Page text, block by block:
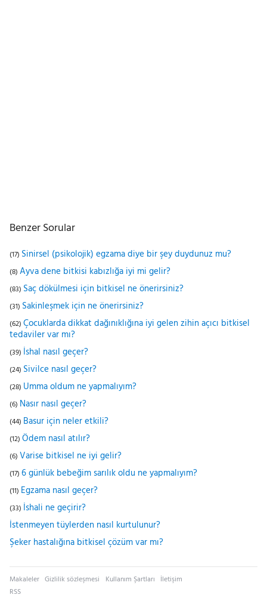
Benzer Sorular
(17) Sinirsel (psikolojik) egzama diye bir şey duydunuz mu?
(8) Ayva dene bitkisi kabızlığa iyi mi gelir?
(83) Saç dökülmesi için bitkisel ne önerirsiniz?
(31) Sakinleşmek için ne önerirsiniz?
(62) Çocuklarda dikkat dağınıklığına iyi gelen zihin açıcı bitkisel
tedaviler var mı?
(39) İshal nasıl geçer?
(24) Sivilce nasıl geçer?
(28) Umma oldum ne yapmalıyım?
(6) Nasır nasıl geçer?
(44) Basur için neler etkili?
(12) Ödem nasıl atılır?
(6) Varise bitkisel ne iyi gelir?
(17) 6 günlük bebeğim sarılık oldu ne yapmalıyım?
(11) Egzama nasıl geçer?
(33) İshali ne geçirir?
İstenmeyen tüylerden nasıl kurtulunur?
Şeker hastalığına bitkisel çözüm var mı?
Makaleler Gizlilik sözleşmesi Kullanım Şartları İletişim
RSS